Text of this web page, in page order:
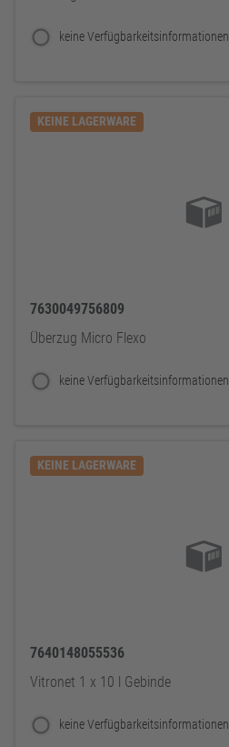
keine Verfügbarkeitsinformationen
KEINE LAGERWARE
7630049756809
Überzug Micro Flexo
keine Verfügbarkeitsinformationen
KEINE LAGERWARE
7640148055536
Vitronet 1 x 10 l Gebinde
keine Verfügbarkeitsinformationen